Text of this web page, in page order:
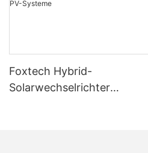
Foxtech Hybrid-
Solarwechselrichter